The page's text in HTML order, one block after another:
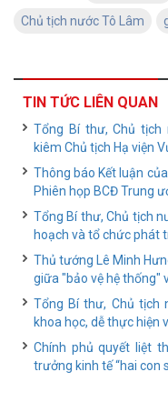
Chủ tịch nước Tô Lâm
TIN TỨC LIÊN QUAN
Tổng Bí thư, Chủ tịch
kiêm Chủ tịch Hạ viện
Thông báo Kết luận
Phiên họp BCĐ Trung
Tổng Bí thư, Chủ tịch
hoạch và tổ chức phát
Thủ tướng Lê Minh
giữa "bảo vệ hệ thống"
Tổng Bí thư, Chủ tịch
khoa học, dễ thực hiện
Chính phủ quyết liệt
trưởng kinh tế “hai con